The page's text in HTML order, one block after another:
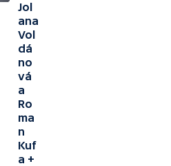
Jol
ana
Vol
dá
no
vá
a
Ro
ma
n
Kuf
a +